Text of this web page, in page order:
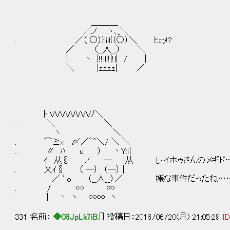
／ノ ヽ､_＼
. ／（ ○）}liil{（○）＼ ﾋｪｯ!?
／ （__人__） ＼
| ヽ |!!il|!|!l| / |
＼ |ｪｪｪｪ| ／
ﾄ VVVVVVVVﾉ＼
.. ＼ ＼
ヽ ＼
. ⌒≧x 〆／＾^＼/ ＼ ＼
.. 〃 ﾊ u ） 丶Y:ｉ|
ｲ 从§ ノ ― |从 レイホゥさんのメギド
. 乂ｲ§ （ ─） （─） |
／ ﾟ o （__人__）／ 嫌な事件だったね
. / ∽ ∽
.. | ヽ ヽ ∞∞ ヽ
331 名前： ◆06JpLk7iB. [] 投稿日：2016/06/20(月) 21:05:29